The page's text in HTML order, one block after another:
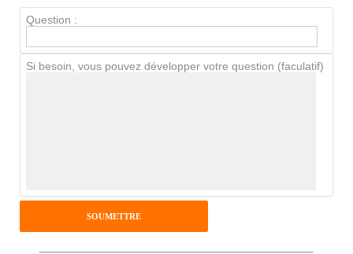
Question :
Si besoin, vous pouvez développer votre question (faculatif)